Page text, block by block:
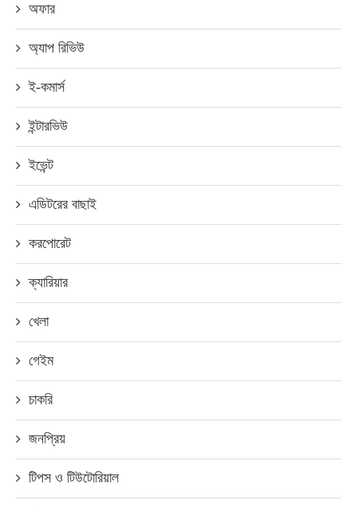
অফার
অ্যাপ রিভিউ
ই-কমার্স
ইন্টারভিউ
ইভেন্ট
এডিটরের বাছাই
করপোরেট
ক্যারিয়ার
খেলা
গেইম
চাকরি
জনপ্রিয়
টিপস ও টিউটোরিয়াল